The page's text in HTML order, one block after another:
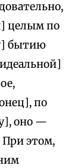
целым по
бытию
по
оно —
При этом,